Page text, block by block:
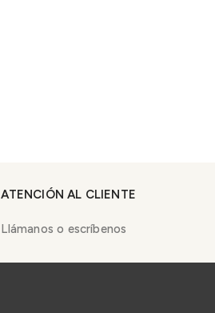
ATENCIÓN AL CLIENTE
Llámanos o escríbenos